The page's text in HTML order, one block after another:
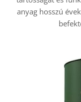
anyag hosszú